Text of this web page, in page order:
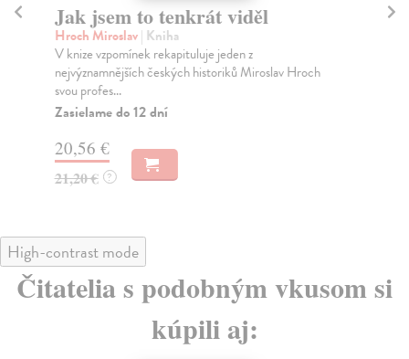
Jak jsem to tenkrát viděl
Hroch Miroslav| Kniha
V knize vzpomínek rekapituluje jeden z
nejvýznamnějších českých historiků Miroslav Hroch
svou profes...
Zasielame do 12 dní
20,56 €
21,20 € ?
High-contrast mode
Čitatelia s podobným vkusom si
kúpili aj: